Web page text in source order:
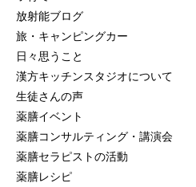
放射能ブログ
旅・キャンピングカー
日々思うこと
漢方キッチンスタジオについて
生徒さんの声
薬膳イベント
薬膳コンサルティング・講演会
薬膳セラピストの活動
薬膳レシピ